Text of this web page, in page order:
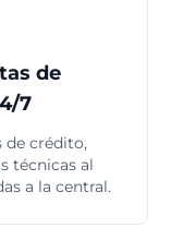
de
7
de crédito,
técnicas al
a la central.